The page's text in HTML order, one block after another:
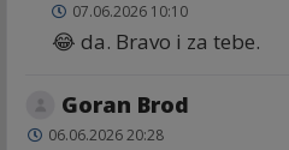
07.06.2026 10:10
😂 da. Bravo i za tebe.
Goran Brod
06.06.2026 20:28